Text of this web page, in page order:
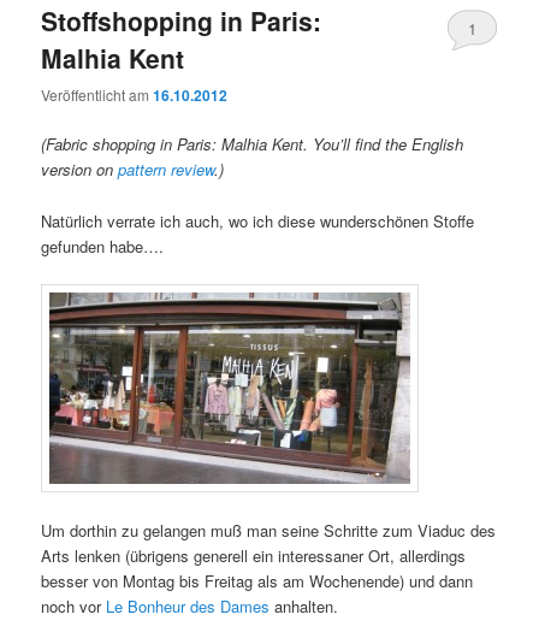
Stoffshopping in Paris:
Malhia Kent
Veröffentlicht am16.10.2012
1
(Fabric shopping in Paris: Malhia Kent. You’ll find the English
version onpattern review.)
Natürlich verrate ich auch, wo ich diese wunderschönen Stoffe
gefunden habe….
Um dorthin zu gelangen muß man seine Schritte zum Viaduc des
Arts lenken (übrigens generell ein interessaner Ort, allerdings
besser von Montag bis Freitag als am Wochenende) und dann
noch vor Le Bonheur des Dames anhalten.